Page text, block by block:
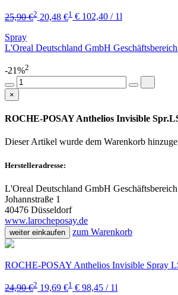
25,90 €2 20,48 €1 € 102,40 / 1l
Spray
L'Oreal Deutschland GmbH
-21%2
×
ROCHE-POSAY Anthelios Invisible
Dieser Artikel wurde dem Warenkorb
Herstelleradresse:
L'Oreal Deutschland GmbH
Johannstraße 1
40476 Düsseldorf
www.larocheposay.de
weiter einkaufen zum Warenkorb
ROCHE-POSAY Anthelios Invisible Spray
24,90 €2 19,69 €1 € 98,45 / 1l